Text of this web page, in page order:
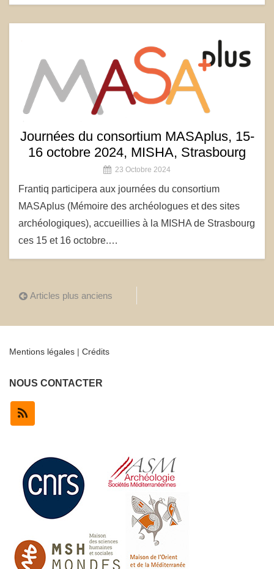
Journées du consortium MASAplus, 15-
16 octobre 2024, MISHA, Strasbourg
23 Octobre 2024
Frantiq participera aux journées du consortium
MASAplus (Mémoire des archéologues et des sites
archéologiques), accueillies à la MISHA de Strasbourg
ces 15 et 16 octobre.…
Navigation
articles
Articles plus anciens
Mentions légales | Crédits
NOUS CONTACTER